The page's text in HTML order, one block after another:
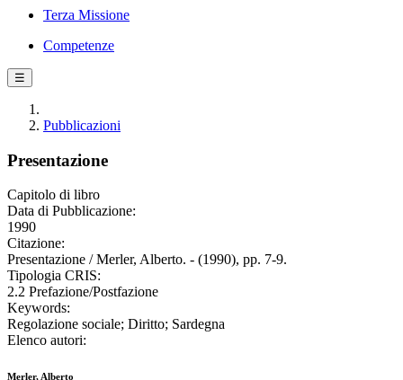
Terza Missione
Competenze
☰
Pubblicazioni
Presentazione
Capitolo di libro
Data di Pubblicazione:
1990
Citazione:
Presentazione / Merler, Alberto. - (1990), pp. 7-9.
Tipologia CRIS:
2.2 Prefazione/Postfazione
Keywords:
Regolazione sociale; Diritto; Sardegna
Elenco autori:
Merler, Alberto